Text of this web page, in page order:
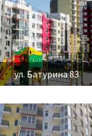
ул. Батурина 83